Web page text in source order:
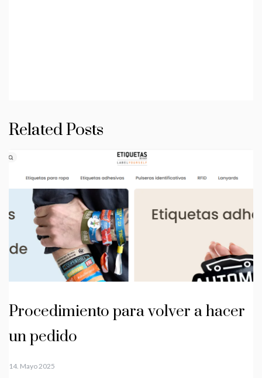
Related Posts
Procedimiento para volver a hacer
un pedido
14. Mayo 2025